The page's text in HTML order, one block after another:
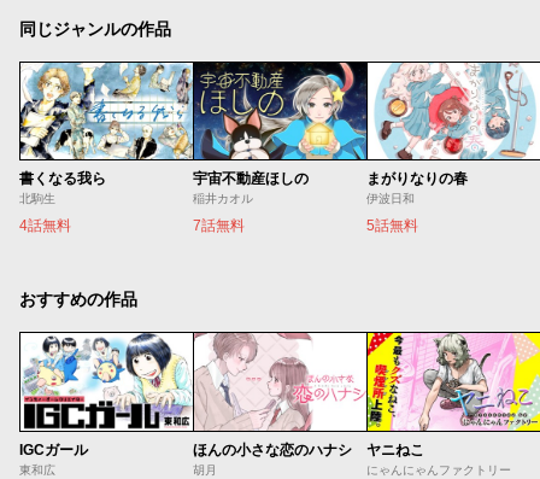
同じジャンルの作品
書くなる我ら
北駒生
4話無料
宇宙不動産ほしの
稲井カオル
7話無料
まがりなりの春
伊波日和
5話無料
おすすめの作品
IGCガール
東和広
ほんの小さな恋のハナシ
胡月
ヤニねこ
にゃんにゃんファクトリー